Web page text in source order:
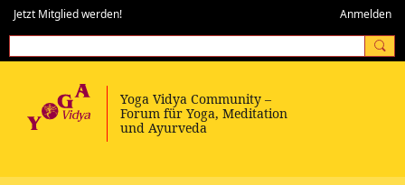
Jetzt Mitglied werden! Anmelden